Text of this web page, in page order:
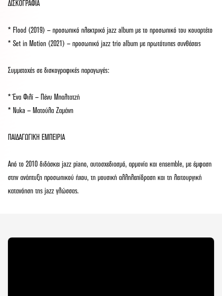
ΔΙΣΚΟΓΡΑΦΙΑ
* Flood (2019) — προσωπικό ηλεκτρικό jazz album με το προσωπικό του κουαρτέτο
* Set in Motion (2021) — προσωπικό jazz trio album με πρωτότυπες συνθέσεις
Συμμετοχές σε δισκογραφικές παραγωγές:
* Ένα Φιλί — Πένυ Μπαλτατζή
* Nuka — Ματούλα Ζαμάνη
ΠΑΙΔΑΓΩΓΙΚΗ ΕΜΠΕΙΡΙΑ
Από το 2010 διδάσκει jazz piano, αυτοσχεδιασμό, αρμονία και ensemble, με έμφαση
στην ανάπτυξη προσωπικού ήχου, τη μουσική αλληλεπίδραση και τη λειτουργική
κατανόηση της jazz γλώσσας.